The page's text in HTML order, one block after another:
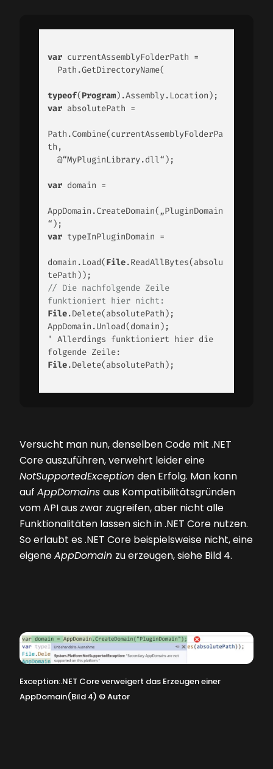
var currentAssemblyFolderPath =
typeof(Program
var absolutePath =
Path.Combine(currentAssemblyFolderPa
th,
var domain =
AppDomain.CreateDomain(„PluginDomain
var typeInPluginDomain =
domain.Load(File.ReadAllBytes(absolu
// Die nachfolgende Zeile
funktioniert hier nicht:
File.Delete(absolutePath);
AppDomain.Unload(domain);
' Allerdings funktioniert hier die
File.Delete(absolutePath);
Versucht man nun, denselben Code mit .NET
Core auszuführen, verwehrt leider eine
NotSupportedException den Erfolg. Man kann
auf AppDomains aus Kompatibilitätsgründen
vom API aus zwar zugreifen, aber nicht alle
Funktionalitäten lassen sich in .NET Core nutzen.
So erlaubt es .NET Core beispielsweise nicht, eine
eigeneAppDomain zu erzeugen, siehe Bild 4.
Exception:.NET Core verweigert das Erzeugen einer
AppDomain(Bild 4) ©Autor